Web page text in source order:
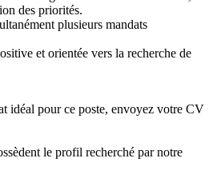
des priorités.
plusieurs mandats
et orientée vers la recherche de
idéal pour ce poste, envoyez votre CV
le profil recherché par notre